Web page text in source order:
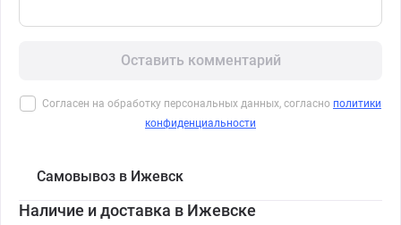
Оставить комментарий
Согласен на обработку персональных данных, согласно политики
конфиденциальности
Самовывоз в Ижевск
Наличие и доставка в Ижевске